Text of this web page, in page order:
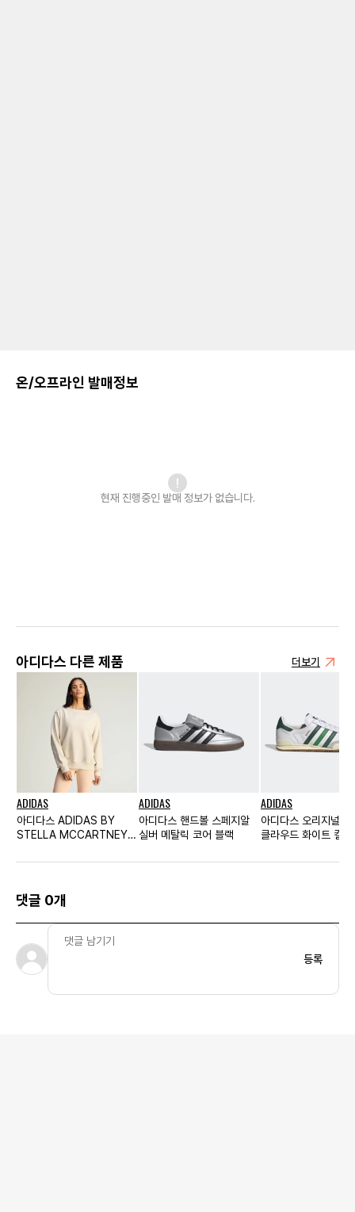
온/오프라인 발매정보
현재 진행중인 발매 정보가 없습니다.
아디다스 다른 제품 더보기
ADIDAS
아디다스 ADIDAS BY
STELLA MCCARTNEY
ADIDAS
아디다스 핸드볼 스페지알
실버 메탈릭 코어 블랙
ADIDAS
아디다스 오리지널스
클라우드 화이트 컬
댓글 0개
등록